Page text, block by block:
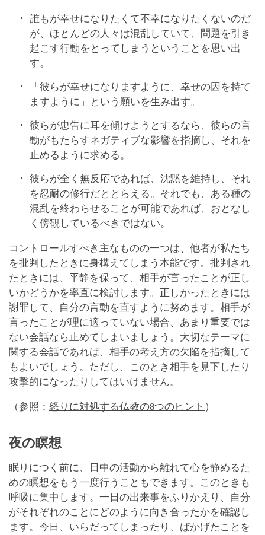
誰もが幸せになりたくて不幸になりたくないのだ
が、ほとんどの人々は混乱していて、問題を引き
起こす行動をとってしまうということを思い出
す。
「彼らが幸せになりますように、幸せの因を持て
ますように」という願いを生み出す。
彼らが忠告に耳を傾けようとするなら、彼らの言
動がもたらすネガティブな影響を指摘し、それを
止めるように求める。
彼らが全く無反応であれば、沈黙を維持し、それ
を忍耐の修行だととらえる。それでも、ある種の
混乱を終わらせることが可能であれば、おとなし
く傍観しているべきではない。
コントロールすべき主なものの一つは、他者が私たち
を批判したときに身構えてしまう本能です。批判され
たときには、平静を保って、相手が言ったことが正し
いかどうかを率直に検討します。正しかったときには
謝罪して、自分の言動を直すように努めます。相手が
言ったことが理に適っていない場合、あまり重要では
ない会話なら止めてしまいましょう。大切なテーマに
関する会話であれば、相手の考え方の欠陥を指摘して
もよいでしょう。ただし、このとき相手を見下したり
攻撃的になったりしてはいけません。
（参照： 怒りに対処する仏教の8つのヒント ）
夜の瞑想
眠りにつく前に、日中の活動から離れて心を静めるた
めの瞑想をもう一度行うこともできます。このときも
呼吸に集中します。一日の出来事をふりかえり、自分
がそれぞれのことにどのように向き合ったかを確認し
ます。今日、いらだってしまったり、ばかげたことを